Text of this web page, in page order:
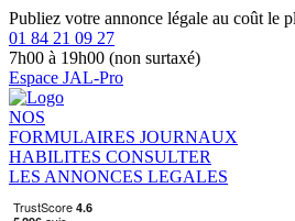
Publiez votre annonce légale au coût le
01 84 21 09 27
7h00 à 19h00 (non surtaxé)
Espace JAL-Pro
NOS
FORMULAIRES JOURNAUX
HABILITES CONSULTER
LES ANNONCES LEGALES